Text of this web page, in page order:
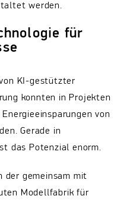
werden.
für
KI-gestützter
konnten in Projekten
von
Gerade in
das Potenzial enorm.
der gemeinsam mit
Modellfabrik für